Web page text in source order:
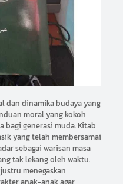
dan dinamika budaya yang
moral yang kokoh
bagi generasi muda. Kitab
yang telah membersamai
sebagai warisan masa
tak lekang oleh waktu.
menegaskan